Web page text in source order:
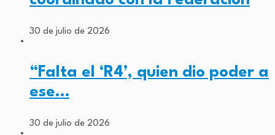
30 de julio de 2026
“Falta el ‘R4’, quien dio poder a
ese…
30 de julio de 2026